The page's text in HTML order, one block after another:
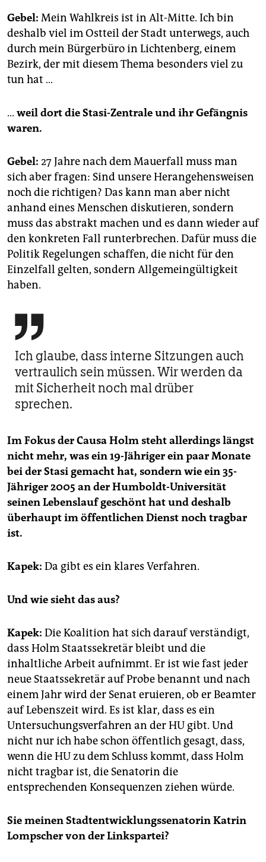
Gebel: Mein Wahlkreis ist in Alt-Mitte. Ich bin
deshalb viel im Ostteil der Stadt unterwegs, auch
durch mein Bürgerbüro in Lichtenberg, einem
Bezirk, der mit diesem Thema besonders viel zu
tun hat …
… weil dort die Stasi-Zentrale und ihr Gefängnis
waren.
Gebel: 27 Jahre nach dem Mauerfall muss man
sich aber fragen: Sind unsere Herangehensweisen
noch die richtigen? Das kann man aber nicht
anhand eines Menschen diskutieren, sondern
muss das abstrakt machen und es dann wieder auf
den konkreten Fall runterbrechen. Dafür muss die
Politik Regelungen schaffen, die nicht für den
Einzelfall gelten, sondern Allgemeingültigkeit
haben.

Ich glaube, dass interne Sitzungen auch
vertraulich sein müssen. Wir werden da
mit Sicherheit noch mal drüber
sprechen.
Im Fokus der Causa Holm steht allerdings längst
nicht mehr, was ein 19-Jähriger ein paar Monate
bei der Stasi gemacht hat, sondern wie ein 35-
Jähriger 2005 an der Humboldt-Universität
seinen Lebenslauf geschönt hat und deshalb
überhaupt im öffentlichen Dienst noch tragbar
ist.
Kapek: Da gibt es ein klares Verfahren.
Und wie sieht das aus?
Kapek: Die Koalition hat sich darauf verständigt,
dass Holm Staatssekretär bleibt und die
inhaltliche Arbeit aufnimmt. Er ist wie fast jeder
neue Staatssekretär auf Probe benannt und nach
einem Jahr wird der Senat eruieren, ob er Beamter
auf Lebenszeit wird. Es ist klar, dass es ein
Untersuchungsverfahren an der HU gibt. Und
nicht nur ich habe schon öffentlich gesagt, dass,
wenn die HU zu dem Schluss kommt, dass Holm
nicht tragbar ist, die Senatorin die
entsprechenden Konsequenzen ziehen würde.
Sie meinen Stadtentwicklungssenatorin Katrin
Lompscher von der Linkspartei?